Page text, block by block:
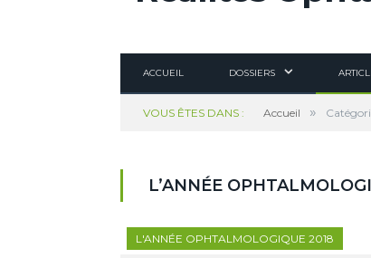
ACCUEIL DOSSIERS
VOUS ÊTES DANS : Accueil »
L’ANNÉE
L'ANNÉE OPHTALMOLOGIQUE 2018